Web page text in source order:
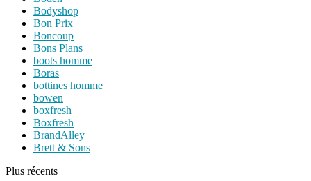
Bodyshop
Bon Prix
Boncoup
Bons Plans
boots homme
Boras
bottines homme
bowen
boxfresh
Boxfresh
BrandAlley
Brett & Sons
Plus récents